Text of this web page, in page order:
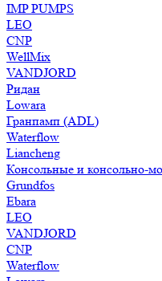
IMP PUMPS
LEO
CNP
WellMix
VANDJORD
Ридан
Lowara
Гранпамп (ADL)
Waterflow
Liancheng
Консольные и консольно-
Grundfos
Ebara
LEO
VANDJORD
CNP
Waterflow